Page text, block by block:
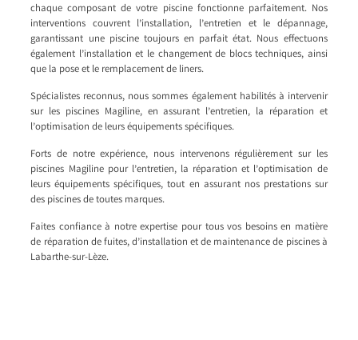
chaque composant de votre piscine fonctionne parfaitement. Nos
interventions couvrent l’installation, l’entretien et le dépannage,
garantissant une piscine toujours en parfait état. Nous effectuons
également l’installation et le changement de blocs techniques, ainsi
que la pose et le remplacement de liners.
Spécialistes reconnus, nous sommes également habilités à intervenir
sur les piscines Magiline, en assurant l’entretien, la réparation et
l’optimisation de leurs équipements spécifiques.
Forts de notre expérience, nous intervenons régulièrement sur les
piscines Magiline pour l’entretien, la réparation et l’optimisation de
leurs équipements spécifiques, tout en assurant nos prestations sur
des piscines de toutes marques.
Faites confiance à notre expertise pour tous vos besoins en matière
de réparation de fuites, d’installation et de maintenance de piscines à
Labarthe-sur-Lèze.